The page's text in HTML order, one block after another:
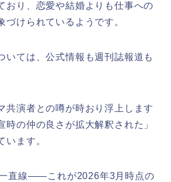
おり、恋愛や結婚よりも仕事への
づけられているようです。
いては、公式情報も週刊誌報道も
共演者との噂が時おり浮上します
時の仲の良さが拡大解釈された」
います。
直線——これが2026年3月時点の